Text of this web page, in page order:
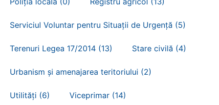
Serviciul Voluntar pentru Situații de Urgență (5)
Terenuri Legea 17/2014 (13) Stare civilă (4)
Urbanism și amenajarea teritoriului (2)
Utilități (6) Viceprimar (14)